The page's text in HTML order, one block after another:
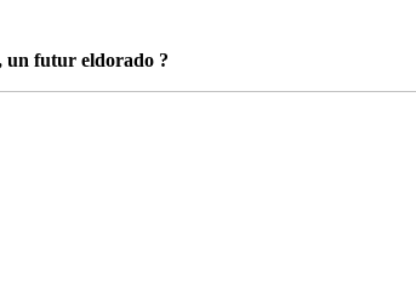
un futur eldorado ?